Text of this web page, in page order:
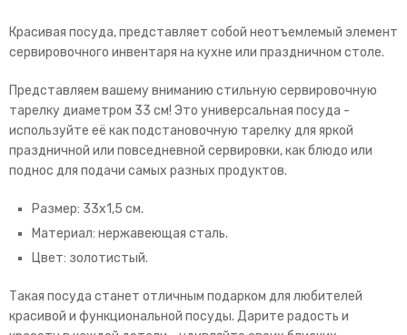
Красивая посуда, представляет собой неотъемлемый элемент
сервировочного инвентаря на кухне или праздничном столе.
Представляем вашему вниманию стильную сервировочную
тарелку диаметром 33 см! Это универсальная посуда -
используйте её как подстановочную тарелку для яркой
праздничной или повседневной сервировки, как блюдо или
поднос для подачи самых разных продуктов.
Размер: 33х1,5 см.
Материал: нержавеющая сталь.
Цвет: золотистый.
Такая посуда станет отличным подарком для любителей
красивой и функциональной посуды. Дарите радость и